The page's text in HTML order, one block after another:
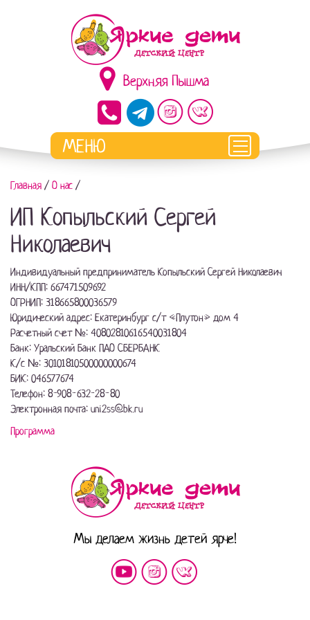
Верхняя Пышма
Главная / О нас /
ИП Копыльский Сергей
Николаевич
Индивидуальный предприниматель Копыльский Сергей Николаевич
ИНН/КПП: 667471509692
ОГРНИП: 318665800036579
Юридический адрес: Екатеринбург с/т «Плутон» дом 4
Расчетный счет №: 40802810616540031804
Банк: Уральский Банк ПАО СБЕРБАНК
К/с №: 30101810500000000674
БИК: 046577674
Телефон: 8-908-632-28-80
Электронная почта: uni2ss@bk.ru
Программа
Мы делаем жизнь детей ярче!